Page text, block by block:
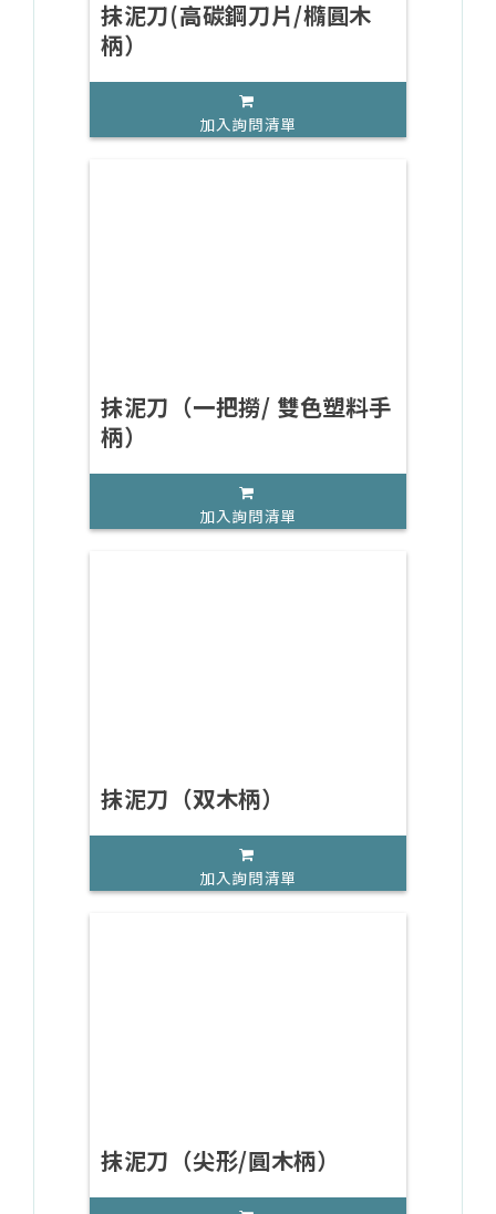
抹泥刀(高碳鋼刀片/橢圓木
柄）
加入詢問清單
抹泥刀（一把撈/ 雙色塑料手
柄）
加入詢問清單
抹泥刀（双木柄）
加入詢問清單
抹泥刀（尖形/圓木柄）